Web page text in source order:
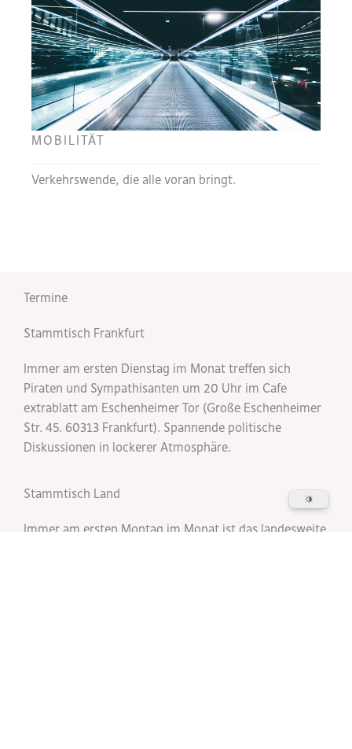
MOBILITÄT
Verkehrswende, die alle voran bringt.
Termine
Stammtisch Frankfurt
Immer am ersten Dienstag im Monat treffen sich
Piraten und Sympathisanten um 20 Uhr im Cafe
extrablatt am Eschenheimer Tor (Große Eschenheimer
Str. 45. 60313 Frankfurt). Spannende politische
Diskussionen in lockerer Atmosphäre.
Stammtisch Land
Immer am ersten Montag im Monat ist das landesweite